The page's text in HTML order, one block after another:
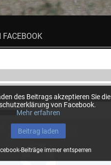
des Beitrags akzeptieren Sie die
von Facebook.
Mehr erfahren
Beitrag laden
Beiträge immer entsperren